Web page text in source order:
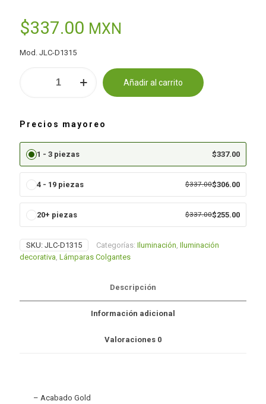
$337.00 MXN
Mod. JLC-D1315
Añadir al carrito
Alternative:
Precios mayoreo
1 - 3 piezas $337.00
4 - 19 piezas $337.00$306.00
20+ piezas $337.00$255.00
SKU: JLC-D1315 Categorías: Iluminación, Iluminación
decorativa, Lámparas Colgantes
Descripción
Información adicional
Valoraciones 0
– Acabado Gold